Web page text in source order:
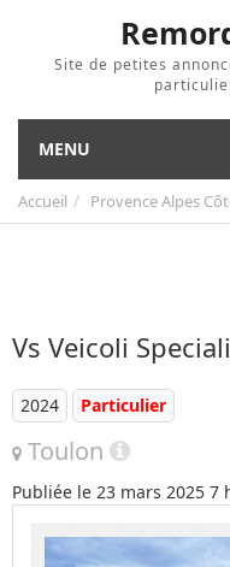
Site de petites
MENU
Accueil Provence Alpes
Vs Veicoli Speciali
2024 Particulier
Toulon
Publiée le 23 mars 2025 7